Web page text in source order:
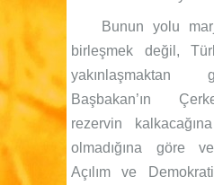
Bunun yolu
birleşmek değil,
yakınlaşmaktan
Başbakan’ın
rezervin
olmadığına göre
Açılım ve